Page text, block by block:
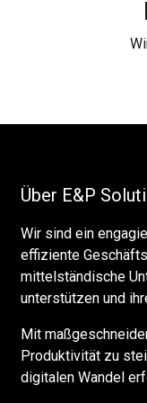
Über E&P
Wir sind ein
effiziente
mittelständische
unterstützen und
Mit
Produktivität zu
digitalen Wandel